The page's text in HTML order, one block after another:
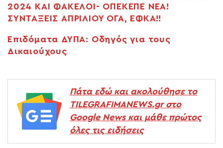
2024 ΚΑΙ ΦΑΚΕΛΟΙ- ΟΠΕΚΕΠΕ ΝΕΑ!
ΣΥΝΤΑΞΕΙΣ ΑΠΡΙΛΙΟΥ ΟΓΑ, ΕΦΚΑ!!
Επιδόματα ΔΥΠΑ: Οδηγός για τους
Δικαιούχους
Πάτα εδώ και ακολούθησε το
TILEGRAFIMANEWS.gr στο
Google News και μάθε πρώτος
όλες τις ειδήσεις